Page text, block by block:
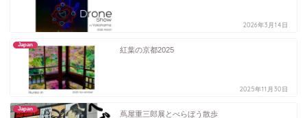
2026年3月14日
Japan
紅葉の京都2025
2025年11月30日
Japan
蔦屋重三郎展とべらぼう散歩